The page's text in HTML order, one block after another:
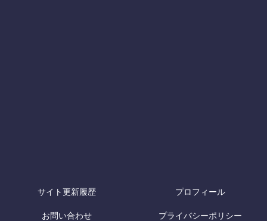
サイト更新履歴 プロフィール
お問い合わせ プライバシーポリシー